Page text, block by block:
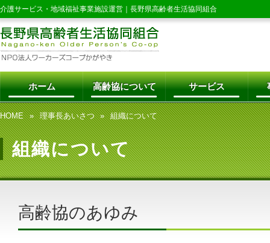
介護サービス・地域福祉事業施設運営｜ 長野県高齢者生活協同組合
ホーム 高齢協について サービス
HOME 理事長あいさつ 組織について
組織について
高齢協のあゆみ